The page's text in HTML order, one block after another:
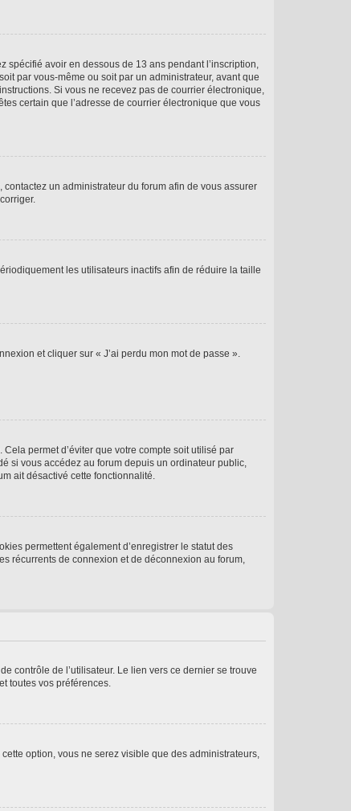
spécifié avoir en dessous de 13 ans pendant l’inscription,
par vous-même ou soit par un administrateur, avant que
Si vous ne recevez pas de courrier électronique,
certain que l’adresse de courrier électronique que vous
un administrateur du forum afin de vous assurer
les utilisateurs inactifs afin de réduire la taille
et cliquer sur « J’ai perdu mon mot de passe ».
permet d’éviter que votre compte soit utilisé par
si vous accédez au forum depuis un ordinateur public,
ait désactivé cette fonctionnalité.
permettent également d’enregistrer le statut des
récurrents de connexion et de déconnexion au forum,
contrôle de l’utilisateur. Le lien vers ce dernier se trouve
toutes vos préférences.
option, vous ne serez visible que des administrateurs,